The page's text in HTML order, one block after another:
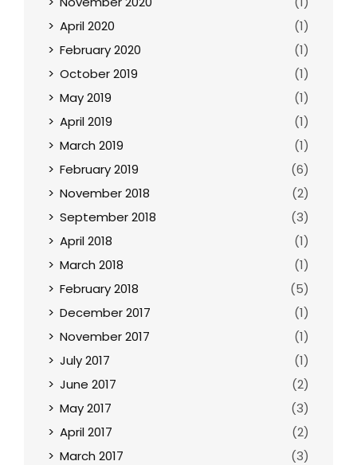
April 2020
(1)
February 2020
(1)
October 2019
(1)
May 2019
(1)
April 2019
(1)
March 2019
(1)
February 2019
(6)
November 2018
(2)
September 2018
(3)
April 2018
(1)
March 2018
(1)
February 2018
(5)
December 2017
(1)
November 2017
(1)
July 2017
(1)
June 2017
(2)
May 2017
(3)
April 2017
(2)
March 2017
(3)